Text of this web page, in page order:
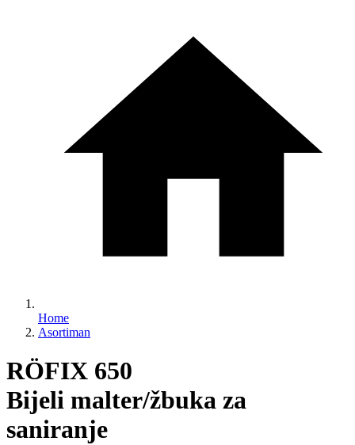
Home
Asortiman
RÖFIX 650
Bijeli malter/žbuka za
saniranje